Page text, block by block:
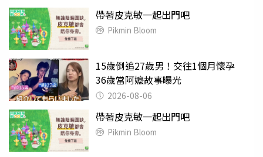
帶著皮克敏一起出門吧
Pikmin Bloom
15歲倒追27歲男！交往1個月懷孕
36歲當阿嬤故事曝光
2026-08-06
帶著皮克敏一起出門吧
Pikmin Bloom